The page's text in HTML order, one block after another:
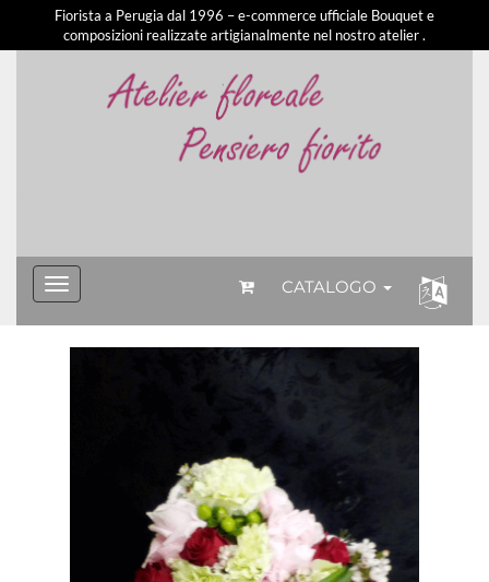
Fiorista a Perugia dal 1996 – e-commerce ufficiale Bouquet e
composizioni realizzate artigianalmente nel nostro atelier .
CATALOGO